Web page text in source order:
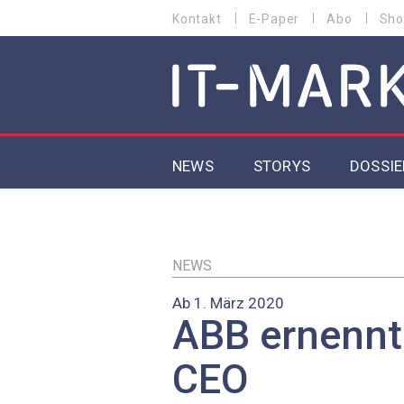
zum
MENU
Kontakt E-Paper Abo
MAIN NAVIGATION
NEWS STORYS
EU-
NEWS
Ab 1. März 2020
ABB
CEO